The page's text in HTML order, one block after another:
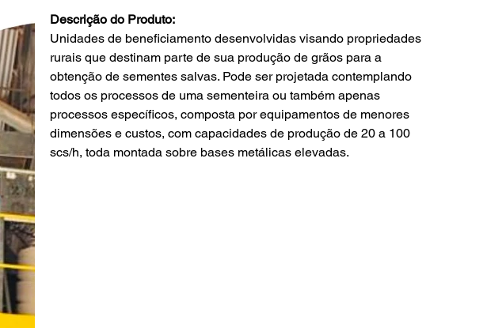
Descrição do Produto:
Unidades de beneficiamento desenvolvidas visando propriedades
rurais que destinam parte de sua produção de grãos para a
obtenção de sementes salvas. Pode ser projetada contemplando
todos os processos de uma sementeira ou também apenas
processos específicos, composta por equipamentos de menores
dimensões e custos, com capacidades de produção de 20 a 100
scs/h, toda montada sobre bases metálicas elevadas.